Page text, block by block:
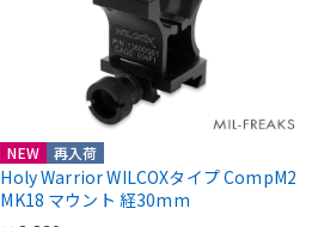
NEW 再入荷
Holy Warrior WILCOXタイプ CompM2
MK18 マウント 経30mm